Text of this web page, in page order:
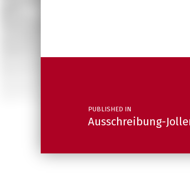
Post navigation
PUBLISHED IN
Ausschreibung-